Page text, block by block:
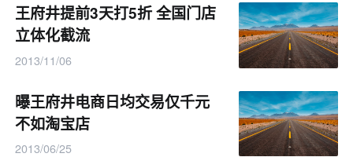
王府井提前3天打5折 全国门店
立体化截流
2013/11/06
曝王府井电商日均交易仅千元
不如淘宝店
2013/06/25